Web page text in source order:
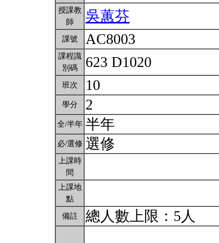
授課教
師
吳蕙芬
課號 AC8003
課程識
別碼
623 D1020
班次 10
學分 2
全/半年 半年
必/選修 選修
上課時
間
上課地
點
備註 總人數上限：5人